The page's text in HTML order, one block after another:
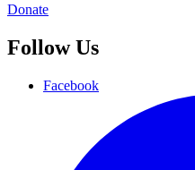
Donate
Follow Us
Facebook